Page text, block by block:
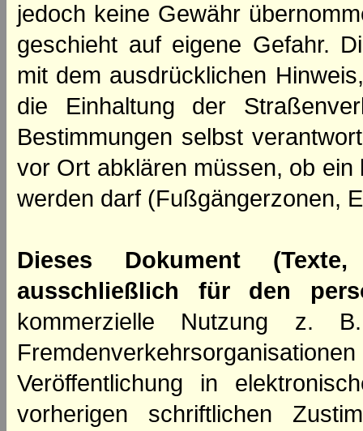
jedoch keine Gewähr
geschieht auf eigene Gefahr.
mit dem ausdrücklichen
die Einhaltung der
Bestimmungen selbst
vor Ort abklären müssen, ob
werden darf (Fußgängerzonen,
Dieses Dokument
ausschließlich für den
kommerzielle Nutzung z.
Veröffentlichung in
vorherigen schriftlichen